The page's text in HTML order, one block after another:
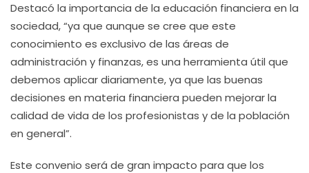
Destacó la importancia de la educación financiera en la
sociedad, “ya que aunque se cree que este
conocimiento es exclusivo de las áreas de
administración y finanzas, es una herramienta útil que
debemos aplicar diariamente, ya que las buenas
decisiones en materia financiera pueden mejorar la
calidad de vida de los profesionistas y de la población
en general”.
Este convenio será de gran impacto para que los